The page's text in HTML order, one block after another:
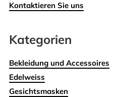
Kontaktieren Sie uns
Kategorien
Bekleidung und Accessoires
Edelweiss
Gesichtsmasken